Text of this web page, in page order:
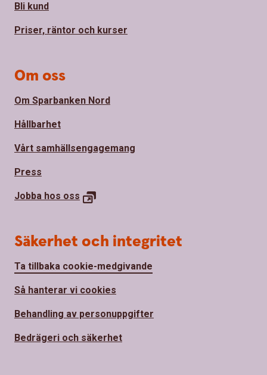
Bli kund
Priser, räntor och kurser
Om oss
Om Sparbanken Nord
Hållbarhet
Vårt samhällsengagemang
Press
Jobba hos oss
Säkerhet och integritet
Ta tillbaka cookie-medgivande
Så hanterar vi cookies
Behandling av personuppgifter
Bedrägeri och säkerhet